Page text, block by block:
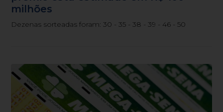
milhões
Dezenas sorteadas foram: 30 - 35 - 38 - 39 - 46 - 50